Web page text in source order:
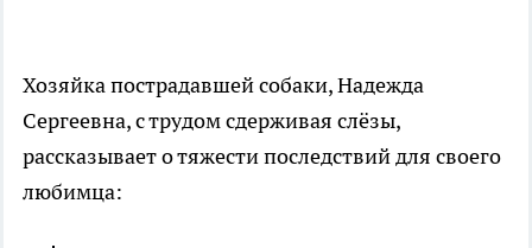
Хозяйка пострадавшей собаки, Надежда
Сергеевна, с трудом сдерживая слёзы,
рассказывает о тяжести последствий для своего
любимца: